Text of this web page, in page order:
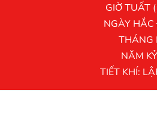
GIỜ TUẤT
NGÀY
THÁNG
NĂM
TIẾT KHÍ: